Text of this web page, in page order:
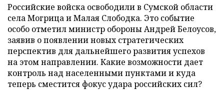
Российские войска освободили в Сумской области
села Могрица и Малая Слободка. Это событие
особо отметил министр обороны Андрей Белоусов,
заявив о появлении новых стратегических
перспектив для дальнейшего развития успехов
на этом направлении. Какие возможности дает
контроль над населенными пунктами и куда
теперь сместится фокус удара российских сил?